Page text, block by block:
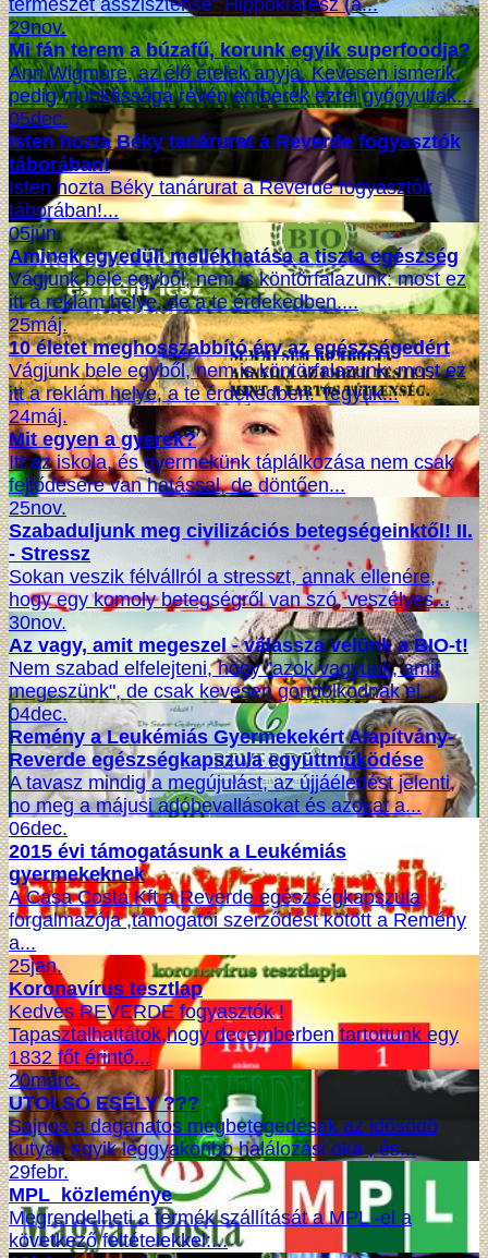
természet asszisztense” Hippokratesz (a...
29nov.
Mi fán terem a búzafű, korunk egyik superfoodja?
Ann Wigmore, az élő ételek anyja. Kevesen ismerik,
pedig munkássága révén emberek ezrei gyógyultak...
05dec.
Isten hozta Béky tanárurat a Reverde fogyasztók
táborában!
Isten hozta Béky tanárurat a Reverde fogyasztók
táborában!...
05jún.
Aminek egyedüli mellékhatása a tiszta egészség
Vágjunk bele egyből, nem is köntörfalazunk: most ez
itt a reklám helye, de a te érdekedben....
25máj.
10 életet meghosszabbító érv az egészségedért
Vágjunk bele egyből, nem is köntörfalazunk: most ez
itt a reklám helye, a te érdekedben. Tegyük...
24máj.
Mit egyen a gyerek?
Itt az iskola, és gyermekünk táplálkozása nem csak
fejlődésére van hatással, de döntően...
25nov.
Szabaduljunk meg civilizációs betegségeinktől! II.
- Stressz
Sokan veszik félvállról a stresszt, annak ellenére,
hogy egy komoly betegségről van szó, veszélyes...
30nov.
Az vagy, amit megeszel - válassza velünk a BIO-t!
Nem szabad elfelejteni, hogy "azok vagyunk, amit
megeszünk", de csak kevesen gondolkodnak el...
04dec.
Remény a Leukémiás Gyermekekért Alapítvány-
Reverde egészségkapszula együttműködése
A tavasz mindig a megújulást, az újjáéledést jelenti,
no meg a májusi adóbevallásokat és azokat a...
06dec.
2015 évi támogatásunk a Leukémiás
gyermekeknek
A Casa Costa Kft a Reverde egészségkapszula
forgalmazója ,támogatói szerződést kötött a Remény
a...
25jan.
Koronavírus tesztlap
Kedves REVERDE fogyasztók !
Tapasztalhattátok,hogy decemberben tartottunk egy
1832 főt érintő...
20márc.
UTOLSÓ ESÉLY ???
Sajnos a daganatos megbetegedések az idősödő
kutyák egyik leggyakoribb halálozási oka , és...
29febr.
MPL közleménye
Megrendelheti a termék szállítását a MPL -el a
következő feltételekkel:...